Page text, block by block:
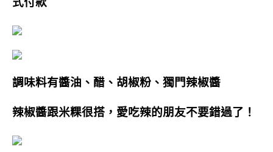
調味料有醬油、醋、胡椒粉、獨門辣椒醬
辣椒醬跟米粿很搭 ， 愛吃辣的朋友不要錯過了！